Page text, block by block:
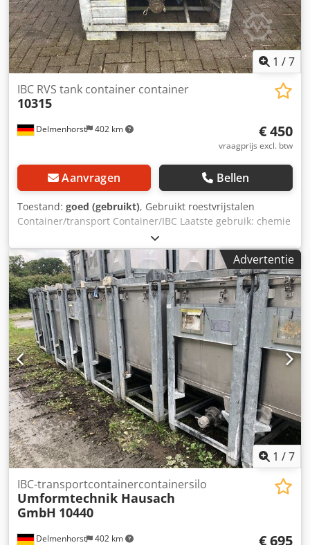
1 /7
Delmenhorst 402 km
IBC RVS tank container container
10315
€ 450
vraagprijs excl. btw
Aanvragen Bellen
Toestand: goed (gebruikt), Gebruikt roestvrijstalen
Container/transport Container/IBC Laatste gebruik: chemie
Artikelnummer: 10315 Tank gereinigd! Volume: 500 liter
Type: staande in gegalvaniseerd stapel rack Materiaal
(Media-Touched): 1, 4301/AISI304 Uitvoering: One-wailed
Bodem: gewelfd Usehigh: gewelfd Operating print volgens
typeplaatje: + 0,2 bar Afmetingen containers: Dedpfx Acod
I S Ulodsck Totale breedte: 1200mm Totale lengte: 1000mm
Totale hoogte: 1000mm Materialen: Binnen: 4301/AISI 304
Exterieur onderdelen: gegalvaniseerd staal Voorzieningen:
Type plaatje: Ja Diameter uitloop: 50mm Uitloop type:
DN50 Crash Valve: Ja
Advertentie
1 /7
Delmenhorst 402 km
IBC-transportcontainercontainersilo
Umformtechnik Hausach
GmbH 10440
€ 695